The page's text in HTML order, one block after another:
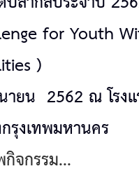
for Youth
)
ายน 2562 ณ โรง
รุงเทพมหานคร
จกรรม...